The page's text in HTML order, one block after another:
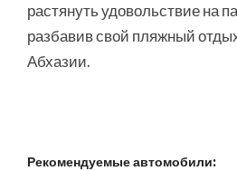
растянуть удовольствие на
разбавив свой пляжный
Абхазии.
Рекомендуемые автомобили: